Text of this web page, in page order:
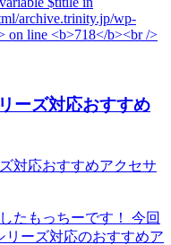
ーズ対応おすすめ
たもっちーです！ 今回
リーズ対応のおすすめア